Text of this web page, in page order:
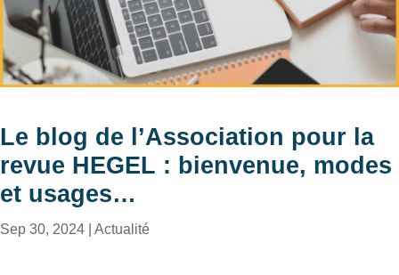
Le blog de l’Association pour la
revue HEGEL : bienvenue, modes
et usages…
Sep 30, 2024 Actualité